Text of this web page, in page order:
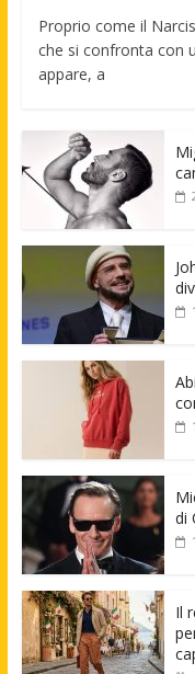
Proprio come il
che si confronta con
appare, a
di
Il